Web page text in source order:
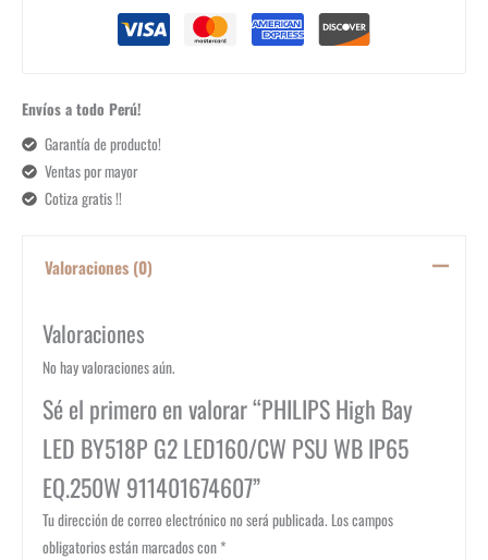
Envíos a todo Perú!
Garantía de producto!
Ventas por mayor
Cotiza gratis !!
Valoraciones (0)
Valoraciones
No hay valoraciones aún.
Sé el primero en valorar “PHILIPS High Bay
LED BY518P G2 LED160/CW PSU WB IP65
EQ.250W 911401674607”
Tu dirección de correo electrónico no será publicada. Los campos
obligatorios están marcados con*